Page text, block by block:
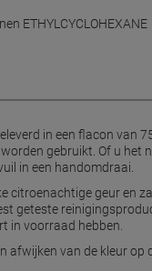
ETHYLCYCLOHEXANE
in een flacon van
gebruikt. Of u het
in een handomdraai.
citroenachtige geur en
geteste
in voorraad hebben.
afwijken van de kleur op